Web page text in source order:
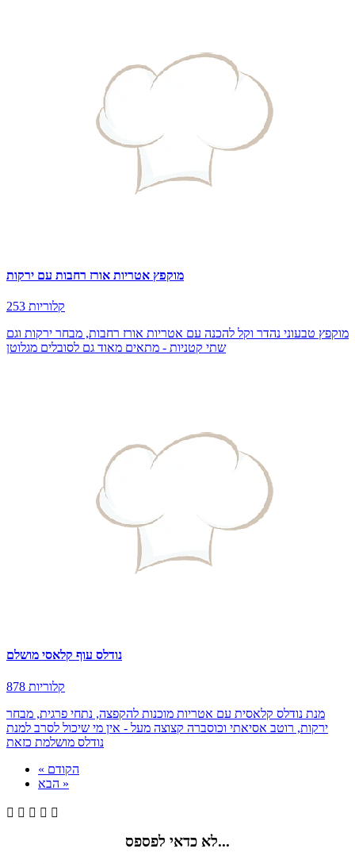
מוקפץ אטריות אורז רחבות עם ירקות
253 קלוריות
מוקפץ טבעוני נהדר וקל להכנה עם אטריות אורז רחבות, מבחר ירקות וגם
שתי קטניות - מתאים מאוד גם לסובלים מגלוטן
נודלס עוף קלאסי מושלם
878 קלוריות
מנת נודלס קלאסית עם אטריות מוכנות להקפצה, נתחי פרגית, מבחר
ירקות, רוטב אסיאתי וכוסברה קצוצה מעל - אין מי שיכול לסרב למנת
נודלס מושלמת כזאת
« הקודם
הבא »
    
לא כדאי לפספס...